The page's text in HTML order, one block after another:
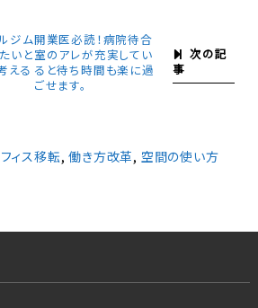
ジム
いと
える
次の記
事
開業医必読！病院待合
室のアレが充実してい
ると待ち時間も楽に過
ごせます。
ィス移転,働き方改革, 空間の使い方